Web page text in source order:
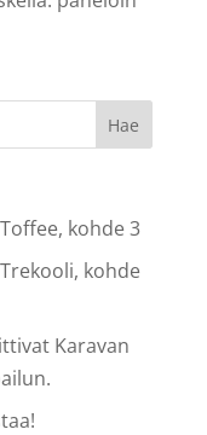
kohde 3
kohde
Karavan